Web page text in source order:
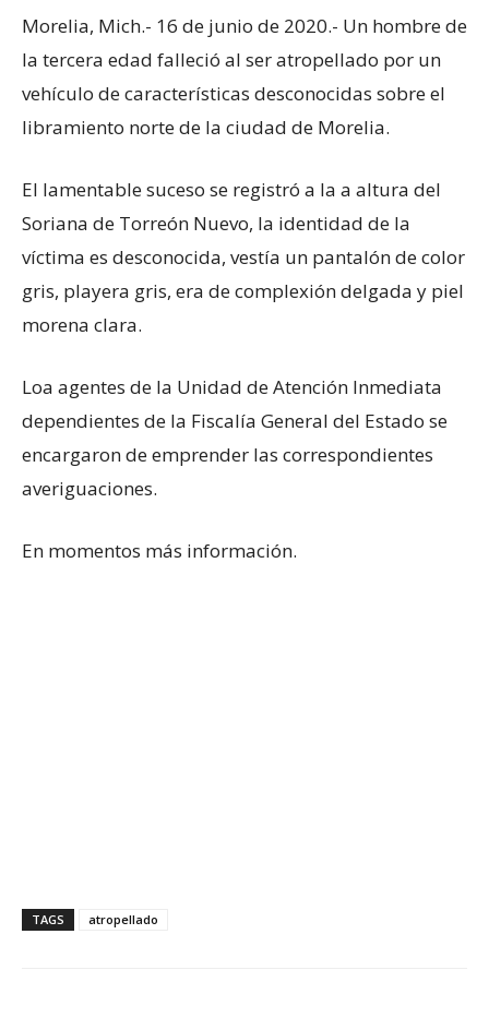
Morelia, Mich.- 16 de junio de 2020.- Un hombre de
la tercera edad falleció al ser atropellado por un
vehículo de características desconocidas sobre el
libramiento norte de la ciudad de Morelia.
El lamentable suceso se registró a la a altura del
Soriana de Torreón Nuevo, la identidad de la
víctima es desconocida, vestía un pantalón de color
gris, playera gris, era de complexión delgada y piel
morena clara.
Loa agentes de la Unidad de Atención Inmediata
dependientes de la Fiscalía General del Estado se
encargaron de emprender las correspondientes
averiguaciones.
En momentos más información.
TAGS atropellado